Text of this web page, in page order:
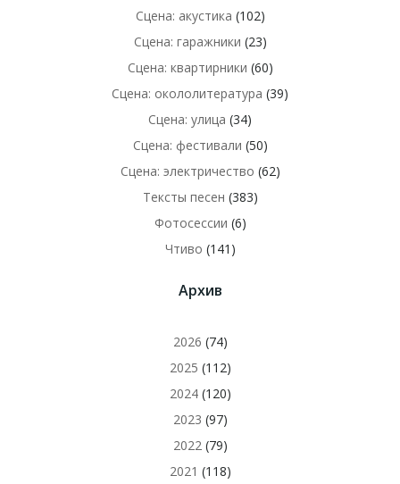
Сцена: акустика (102)
Сцена: гаражники (23)
Сцена: квартирники (60)
Сцена: окололитература (39)
Сцена: улица (34)
Сцена: фестивали (50)
Сцена: электричество (62)
Тексты песен (383)
Фотосессии (6)
Чтиво (141)
Архив
2026 (74)
2025 (112)
2024(120)
2023 (97)
2022(79)
2021 (118)